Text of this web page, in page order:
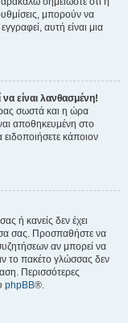
μπορούν να
αυτή είναι μια
είναι λανθασμένη!
σωστά και η ώρα
αποθηκευμένη στο
κάποιον
ή κανείς δεν έχει
σας. Προσπαθήστε να
αν μπορεί να
το πακέτο γλώσσας δεν
Περισσότερες
phpBB®.